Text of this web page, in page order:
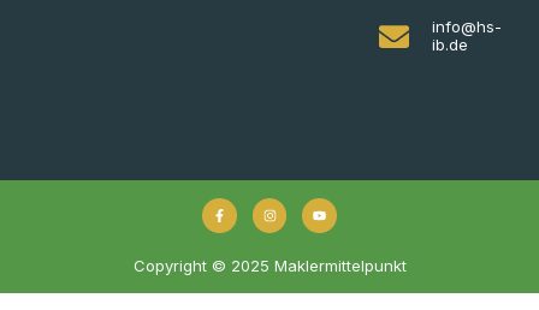
info@hs-
ib.de
Copyright © 2025 Maklermittelpunkt